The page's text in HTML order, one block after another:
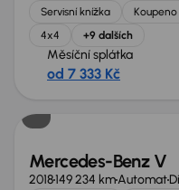
Servisní knížka Koupeno
4x4
+9 dalších
Měsíční splátka
od 7 333 Kč
Mercedes-Benz V
2018149 234 kmAutomat